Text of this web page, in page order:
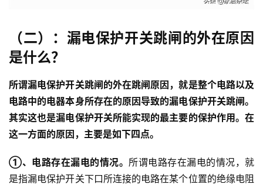
（二）：漏电保护开关跳闸的外在原因
是什么？
所谓漏电保护开关跳闸的外在跳闸原因，就是整个电路以及
电路中的电器本身所存在的原因导致的漏电保护开关跳闸。
其实这也是漏电保护开关所能实现的最主要的保护作用。在
这一方面的原因，主要是如下四点。
①、电路存在漏电的情况。 所谓电路存在漏电的情况，就
是指漏电保护开关下口所连接的电路在某个位置的绝缘电阻